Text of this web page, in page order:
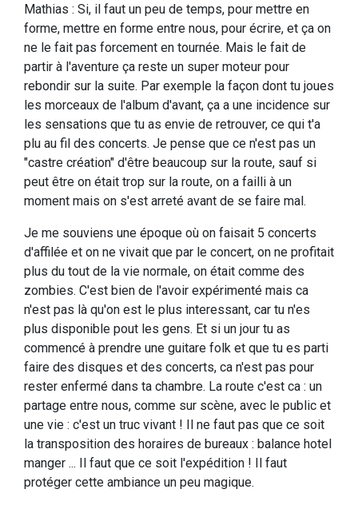
Mathias : Si, il faut un peu de temps, pour mettre en
forme, mettre en forme entre nous, pour écrire, et ça on
ne le fait pas forcement en tournée. Mais le fait de
partir à l'aventure ça reste un super moteur pour
rebondir sur la suite. Par exemple la façon dont tu joues
les morceaux de l'album d'avant, ça a une incidence sur
les sensations que tu as envie de retrouver, ce qui t'a
plu au fil des concerts. Je pense que ce n'est pas un
"castre création" d'être beaucoup sur la route, sauf si
peut être on était trop sur la route, on a failli à un
moment mais on s'est arreté avant de se faire mal.
Je me souviens une époque où on faisait 5 concerts
d'affilée et on ne vivait que par le concert, on ne profitait
plus du tout de la vie normale, on était comme des
zombies. C'est bien de l'avoir expérimenté mais ca
n'est pas là qu'on est le plus interessant, car tu n'es
plus disponible pout les gens. Et si un jour tu as
commencé à prendre une guitare folk et que tu es parti
faire des disques et des concerts, ca n'est pas pour
rester enfermé dans ta chambre. La route c'est ca : un
partage entre nous, comme sur scène, avec le public et
une vie : c'est un truc vivant ! Il ne faut pas que ce soit
la transposition des horaires de bureaux : balance hotel
manger ... Il faut que ce soit l'expédition ! Il faut
protéger cette ambiance un peu magique.